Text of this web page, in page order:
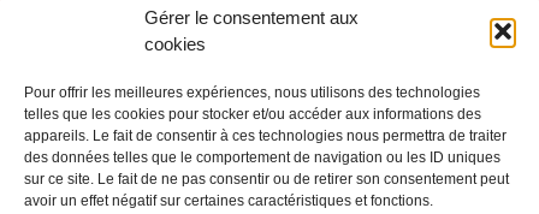
Gérer le consentement aux
cookies
Pour offrir les meilleures expériences, nous utilisons des technologies
telles que les cookies pour stocker et/ou accéder aux informations des
appareils. Le fait de consentir à ces technologies nous permettra de traiter
des données telles que le comportement de navigation ou les ID uniques
sur ce site. Le fait de ne pas consentir ou de retirer son consentement peut
avoir un effet négatif sur certaines caractéristiques et fonctions.